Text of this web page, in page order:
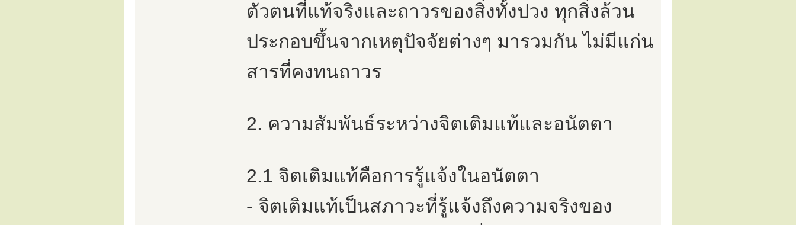
ตัวตนที่แท้จริงและถาวรของสิ่งทั้งปวง ทุกสิ่งล้วน
ประกอบขึ้นจากเหตุปัจจัยต่างๆ มารวมกัน ไม่มีแก่น
สารที่คงทนถาวร
2. ความสัมพันธ์ระหว่างจิตเติมแท้และอนัตตา
2.1 จิตเติมแท้คือการรู้แจ้งในอนัตตา
- จิตเติมแท้เป็นสภาวะที่รู้แจ้งถึงความจริงของ